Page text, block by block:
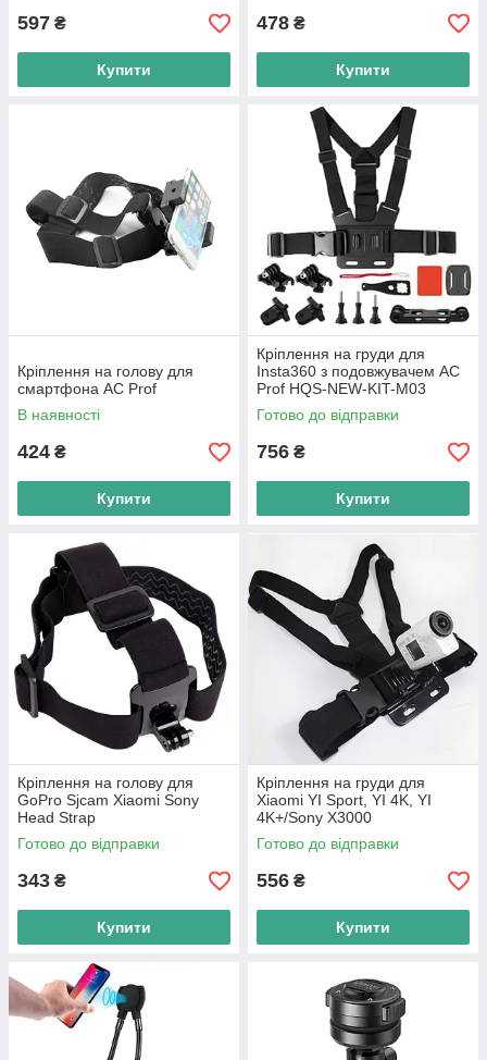
597 ₴
Купити
478 ₴
Купити
Кріплення на голову для
смартфона AC Prof
В наявності
424 ₴
Купити
Кріплення на груди для
Insta360 з подовжувачем AC
Prof HQS-NEW-KIT-M03
Готово до відправки
756 ₴
Купити
Кріплення на голову для
GoPro Sjcam Xiaomi Sony
Head Strap
Готово до відправки
343 ₴
Купити
Кріплення на груди для
Xiaomi YI Sport, YI 4K, YI
4K+/Sony X3000
Готово до відправки
556 ₴
Купити